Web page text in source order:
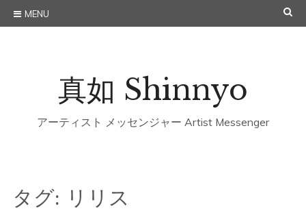
Skip
to
真如 Shinnyo
アーティスト メッセンジャー Artist Messenger
MENU
タグ: リリス